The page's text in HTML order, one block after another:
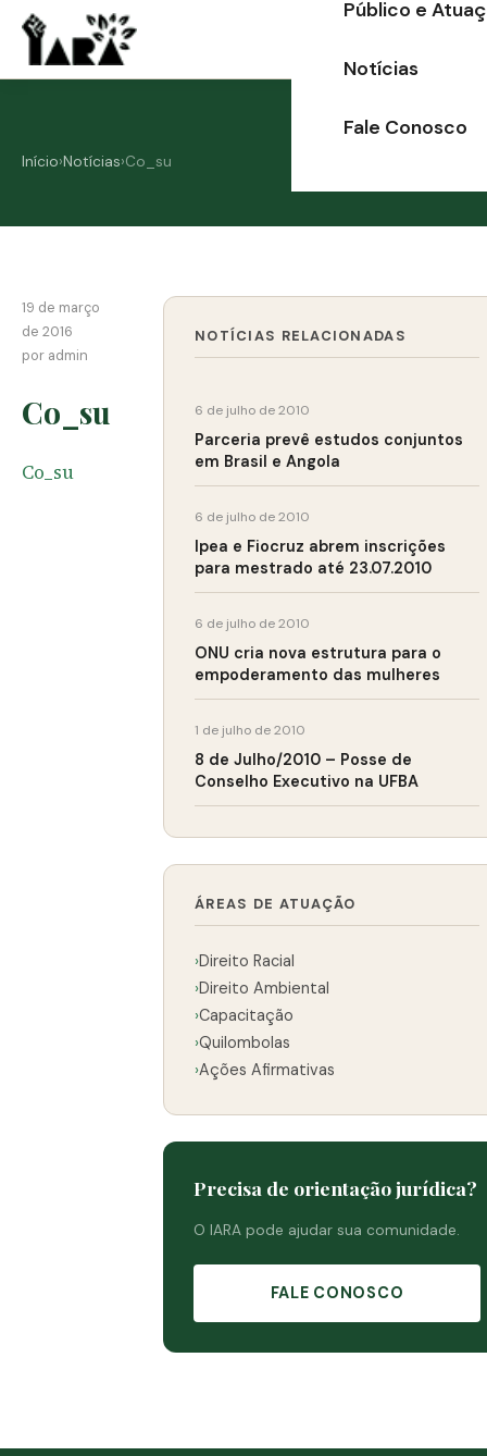
o
Público e
Notícias
Fale Conosco
Início›Notícias›Co_su
19 de março
de 2016
por admin
Co_su
Co_su
NOTÍCIAS RELACIONADAS
6 de julho de 2010
Parceria prevê estudos conjuntos
em Brasil e Angola
6 de julho de 2010
Ipea e Fiocruz abrem inscrições
para mestrado até 23.07.2010
6 de julho de 2010
ONU cria nova estrutura para o
empoderamento das mulheres
1 de julho de 2010
8 de Julho/2010 – Posse de
Conselho Executivo na UFBA
ÁREAS DE ATUAÇÃO
›Direito Racial
›Direito Ambiental
›Capacitação
›Quilombolas
›Ações Afirmativas
Precisa de orientação jurídica?
O IARA pode ajudar sua comunidade.
FALE CONOSCO